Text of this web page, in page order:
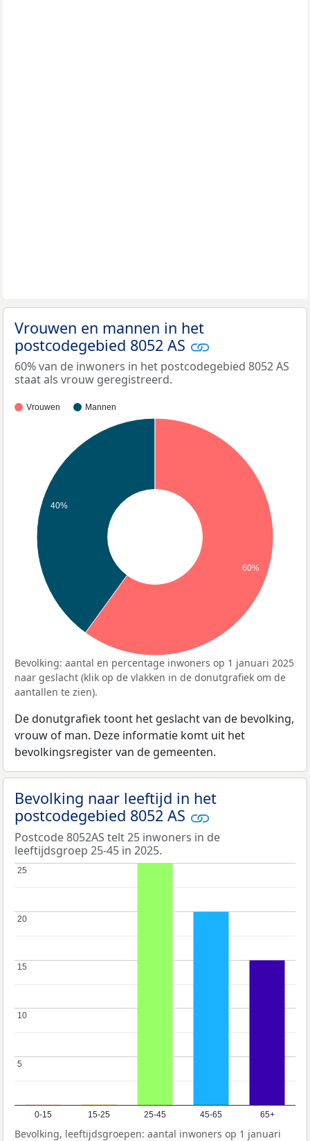
Vrouwen en mannen in het
postcodegebied 8052 AS
60% van de inwoners in het postcodegebied 8052 AS
staat als vrouw geregistreerd.
Vrouwen Mannen
40%
60%
Bevolking: aantal en percentage inwoners op 1 januari 2025
naar geslacht (klik op de vlakken in de donutgrafiek om de
aantallen te zien).
De donutgrafiek toont het geslacht van de bevolking,
vrouw of man. Deze informatie komt uit het
bevolkingsregister van de gemeenten.
Bevolking naar leeftijd in het
postcodegebied 8052 AS
Postcode 8052AS telt 25 inwoners in de
leeftijdsgroep 25-45 in 2025.
0-15 15-25 25-45 45-65 65+
5
5
10
10
15
15
20
20
25
25
Bevolking, leeftijdsgroepen: aantal inwoners op 1 januari